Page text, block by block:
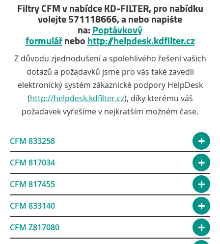
Filtry CFM v nabídce KD-FILTER, pro nabídku
volejte 571118666, a nebo napište
na: Poptávkový
formulářnebo http://helpdesk.kdfilter.cz
Z důvodu zjednodušení a spolehlivého řešení vašich
dotazů a požadavků jsme pro vás také zavedli
elektronický systém zákaznické podpory HelpDesk
(http://helpdesk.kdfilter.cz), díky kterému váš
požadavek vyřešíme v nejkratším možném čase.
CFM 833258
CFM 817034
CFM 817455
CFM 833140
CFM Z817080